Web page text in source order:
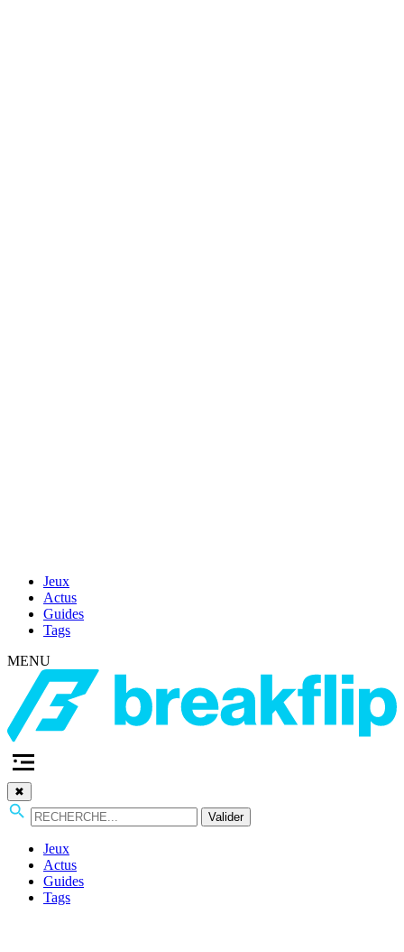
Jeux
Actus
Guides
Tags
MENU
✖
Valider
Jeux
Actus
Guides
Tags